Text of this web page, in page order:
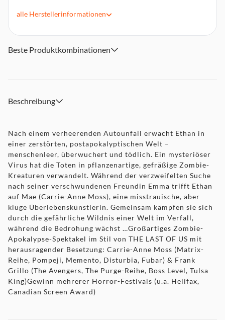
alle Herstellerinformationen
Beste Produktkombinationen
Beschreibung
Nach einem verheerenden Autounfall erwacht Ethan in
einer zerstörten, postapokalyptischen Welt –
menschenleer, überwuchert und tödlich. Ein mysteriöser
Virus hat die Toten in pflanzenartige, gefräßige Zombie-
Kreaturen verwandelt. Während der verzweifelten Suche
nach seiner verschwundenen Freundin Emma trifft Ethan
auf Mae (Carrie-Anne Moss), eine misstrauische, aber
kluge Überlebenskünstlerin. Gemeinsam kämpfen sie sich
durch die gefährliche Wildnis einer Welt im Verfall,
während die Bedrohung wächst …Großartiges Zombie-
Apokalypse-Spektakel im Stil von THE LAST OF US mit
herausragender Besetzung: Carrie-Anne Moss (Matrix-
Reihe, Pompeji, Memento, Disturbia, Fubar) & Frank
Grillo (The Avengers, The Purge-Reihe, Boss Level, Tulsa
King)Gewinn mehrerer Horror-Festivals (u.a. Helifax,
Canadian Screen Award)